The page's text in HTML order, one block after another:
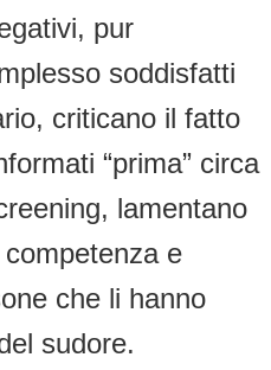
pur
soddisfatti
criticano il fatto
“prima” circa
lamentano
e
che li hanno
sudore.